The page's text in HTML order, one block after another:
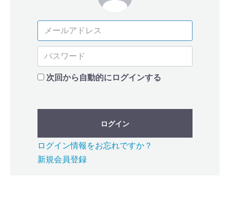
次回から自動的にログインする
ログイン
ログイン情報をお忘れですか？
新規会員登録